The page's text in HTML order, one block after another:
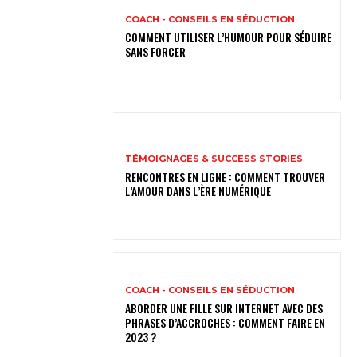
COACH - CONSEILS EN SÉDUCTION
COMMENT UTILISER L’HUMOUR POUR SÉDUIRE
SANS FORCER
TÉMOIGNAGES & SUCCESS STORIES
RENCONTRES EN LIGNE : COMMENT TROUVER
L’AMOUR DANS L’ÈRE NUMÉRIQUE
COACH - CONSEILS EN SÉDUCTION
ABORDER UNE FILLE SUR INTERNET AVEC DES
PHRASES D’ACCROCHES : COMMENT FAIRE EN
2023 ?